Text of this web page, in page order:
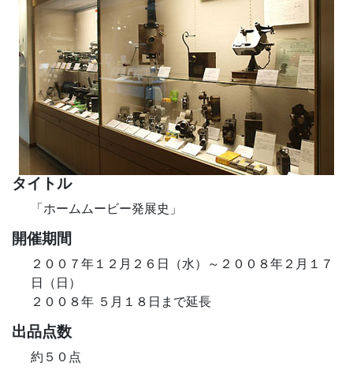
タイトル
「ホームムービー発展史」
開催期間
２００７年１２月２６日（水）～２００８年２月１７
日（日）
２００８年 ５月１８日まで延長
出品点数
約５０点